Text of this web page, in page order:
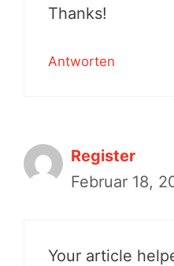
Thanks!
Antworten
Register
Februar 18,
Your article